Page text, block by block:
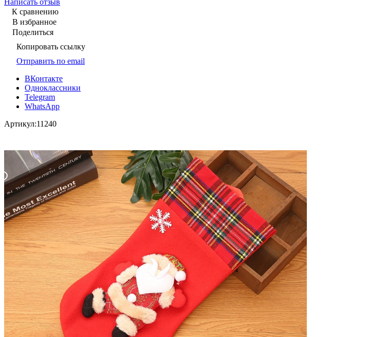
К сравнению
В избранное
Поделиться
Копировать ссылку
Отправить по email
ВКонтакте
Одноклассники
Telegram
WhatsApp
Артикул:11240